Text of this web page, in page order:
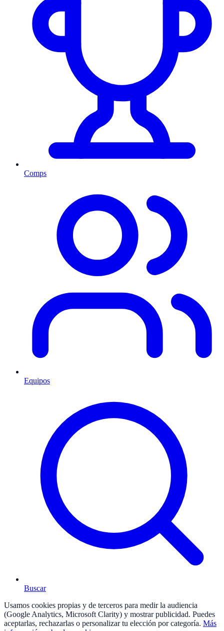
Comps
Equipos
Buscar
Usamos cookies propias y de terceros para medir la audiencia
(Google Analytics, Microsoft Clarity) y mostrar publicidad. Puedes
aceptarlas, rechazarlas o personalizar tu elección por categoría. Más